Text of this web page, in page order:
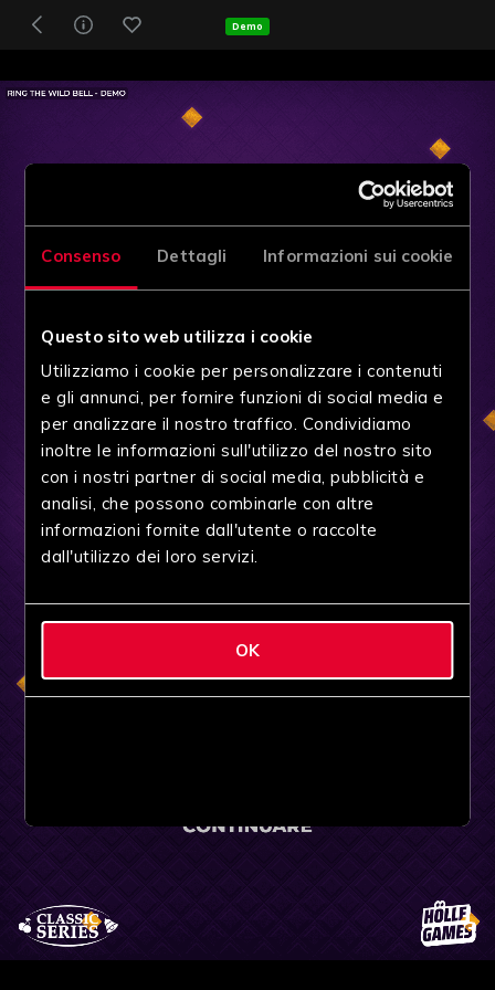
Consenso Dettagli Informazioni sui cookie
Questo sito web utilizza i cookie
Utilizziamo i cookie per personalizzare i contenuti
e gli annunci, per fornire funzioni di social media e
per analizzare il nostro traffico. Condividiamo
inoltre le informazioni sull'utilizzo del nostro sito
con i nostri partner di social media, pubblicità e
analisi, che possono combinarle con altre
informazioni fornite dall'utente o raccolte
dall'utilizzo dei loro servizi.
OK
Demo